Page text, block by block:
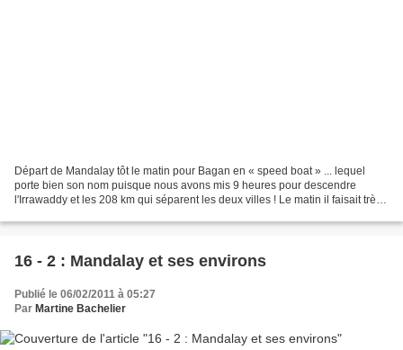
Départ de Mandalay tôt le matin pour Bagan en « speed boat » ... lequel
porte bien son nom puisque nous avons mis 9 heures pour descendre
l'Irrawaddy et les 208 km qui séparent les deux villes ! Le matin il faisait très
16 - 2 : Mandalay et ses environs
Publié le 06/02/2011 à 05:27
Par Martine Bachelier